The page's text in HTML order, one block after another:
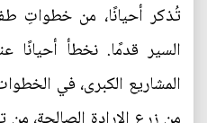
تُذكر أحيانًا، من خطواتِ
السير قدمًا. نخطأ
المشاريع الكبرى، في